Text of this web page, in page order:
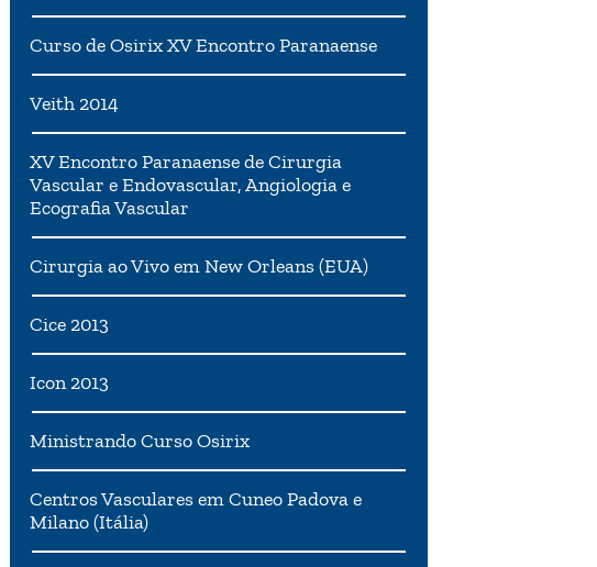
Curso de Osirix XV Encontro Paranaense
Veith 2014
XV Encontro Paranaense de Cirurgia
Vascular e Endovascular, Angiologia e
Ecografia Vascular
Cirurgia ao Vivo em New Orleans (EUA)
Cice 2013
Icon 2013
Ministrando Curso Osirix
Centros Vasculares em Cuneo Padova e
Milano (Itália)